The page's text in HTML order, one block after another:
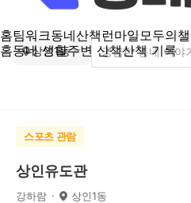
홈팀워크동네산책런마일모두의
홈동네 생활주변 산책산책 기록
상인1동
스포츠 관람
상인유도관
강하람 상인1동